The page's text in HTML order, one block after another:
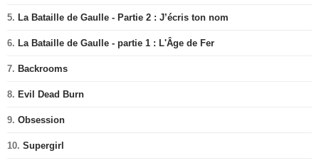
5. La Bataille de Gaulle - Partie 2 : J’écris ton nom
6. La Bataille de Gaulle - partie 1 : L'Âge de Fer
7. Backrooms
8. Evil Dead Burn
9. Obsession
10. Supergirl